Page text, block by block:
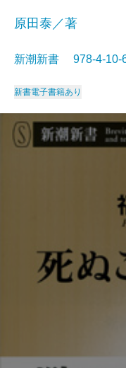
原田泰／著
新潮新書 978-4-
新書電子書籍あり